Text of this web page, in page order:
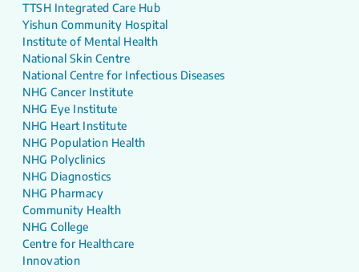
TTSH Integrated Care Hub
Yishun Community Hospital
Institute of Mental Health
National Skin Centre
National Centre for Infectious Diseases
NHG Cancer Institute
NHG Eye Institute
NHG Heart Institute
NHG Population Health
NHG Polyclinics
NHG Diagnostics
NHG Pharmacy
Community Health
NHG College
Centre for Healthcare
Innovation